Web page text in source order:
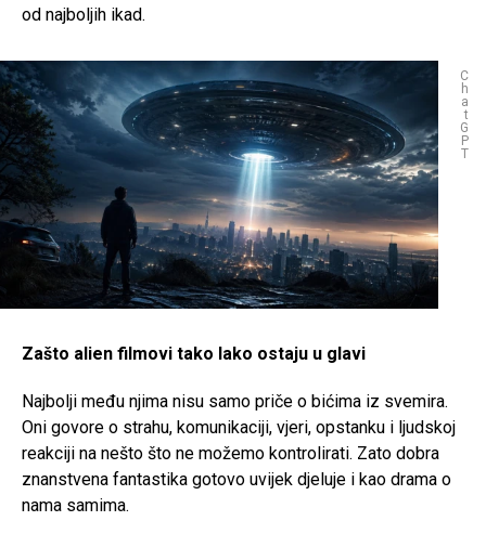
od najboljih ikad.
C
h
a
t
G
P
T
Zašto alien filmovi tako lako ostaju u glavi
Najbolji među njima nisu samo priče o bićima iz svemira.
Oni govore o strahu, komunikaciji, vjeri, opstanku i ljudskoj
reakciji na nešto što ne možemo kontrolirati. Zato dobra
znanstvena fantastika gotovo uvijek djeluje i kao drama o
nama samima.